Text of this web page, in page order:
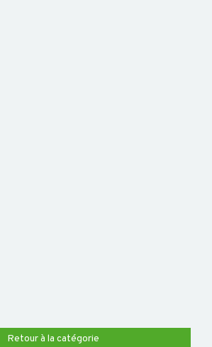
Retour à la catégorie